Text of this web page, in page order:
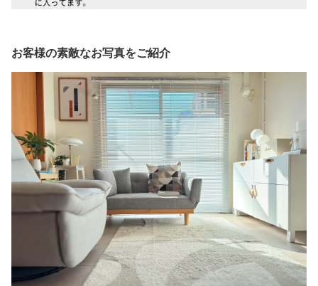
お客様の素敵なお写真をご紹介